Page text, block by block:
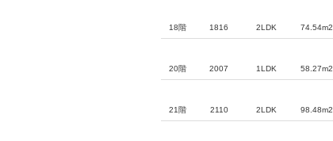
18階 1816 2LDK 74.54m2
20階 2007 1LDK 58.27m2
21階 2110 2LDK 98.48m2